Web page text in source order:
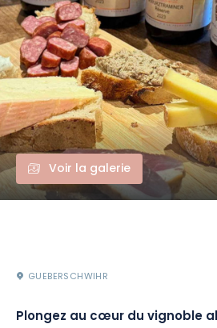
Voir la galerie
GUEBERSCHWIHR
Plongez au cœur du vignoble